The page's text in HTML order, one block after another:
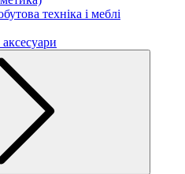
техніка і меблі